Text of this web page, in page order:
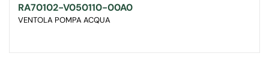
RA70102-V050110-00A0
VENTOLA POMPA ACQUA